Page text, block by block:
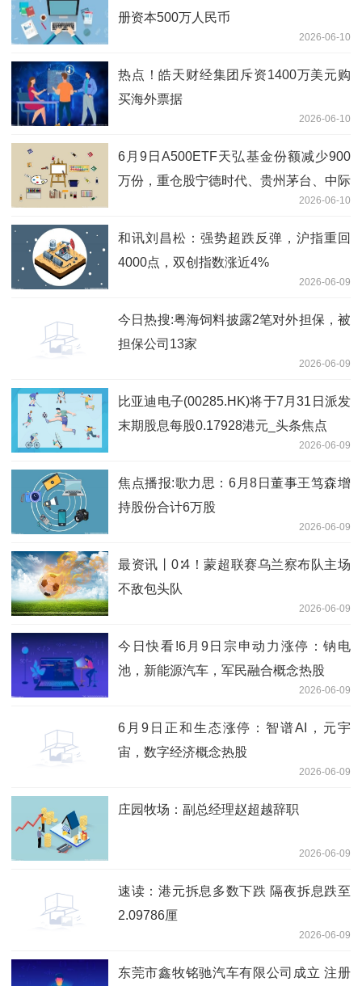
册资本500万人民币
2026-06-10
热点！皓天财经集团斥资1400万美元购
买海外票据
2026-06-10
6月9日A500ETF天弘基金份额减少900
万份，重仓股宁德时代、贵州茅台、中际
2026-06-10
和讯刘昌松：强势超跌反弹，沪指重回
4000点，双创指数涨近4%
2026-06-09
今日热搜:粤海饲料披露2笔对外担保，被
担保公司13家
2026-06-09
比亚迪电子(00285.HK)将于7月31日派发
末期股息每股0.17928港元_头条焦点
2026-06-09
焦点播报:歌力思：6月8日董事王笃森增
持股份合计6万股
2026-06-09
最资讯丨0∶4！蒙超联赛乌兰察布队主场
不敌包头队
2026-06-09
今日快看!6月9日宗申动力涨停：钠电
池，新能源汽车，军民融合概念热股
2026-06-09
6月9日正和生态涨停：智谱AI，元宇
宙，数字经济概念热股
2026-06-09
庄园牧场：副总经理赵超越辞职
2026-06-09
速读：港元拆息多数下跌 隔夜拆息跌至
2.09786厘
2026-06-09
东莞市鑫牧铭驰汽车有限公司成立 注册